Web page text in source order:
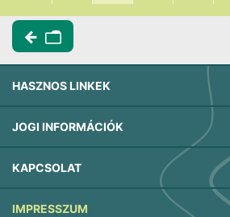
HASZNOS LINKEK
JOGI INFORMÁCIÓK
KAPCSOLAT
IMPRESSZUM